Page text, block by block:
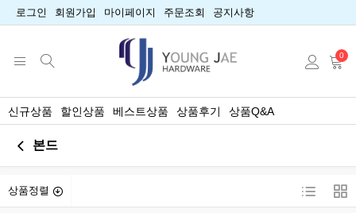
로그인 회원가입 마이페이지 주문조회 공지사항
0
신규상품 할인상품 베스트상품 상품후기 상품Q&A
본드
상품정렬